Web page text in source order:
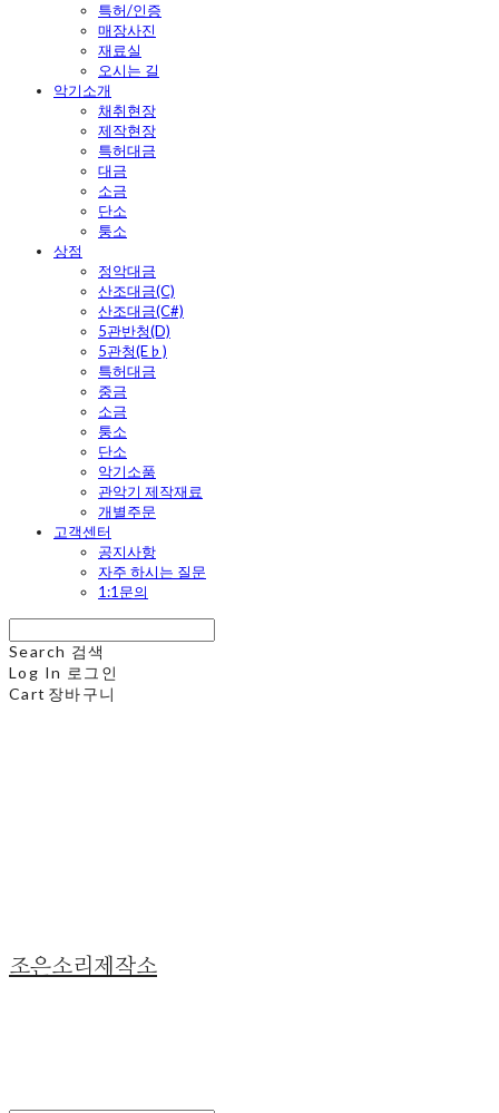
특허/인증
매장사진
재료실
오시는 길
악기소개
채취현장
제작현장
특허대금
대금
소금
단소
퉁소
상점
정악대금
산조대금(C)
산조대금(C#)
5관반청(D)
5관청(E♭)
특허대금
중금
소금
퉁소
단소
악기소품
관악기 제작재료
개별주문
고객센터
공지사항
자주 하시는 질문
1:1문의
Search 검색
Log In 로그인
Cart 장바구니
조은소리제작소